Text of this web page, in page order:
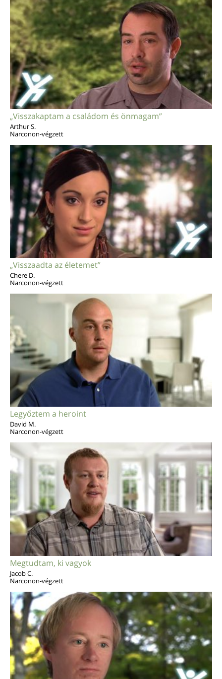
„Visszakaptam a családom és önmagam”
Arthur S.
Narconon-végzett
„Visszaadta az életemet”
Chere D.
Narconon-végzett
Legyőztem a heroint
David M.
Narconon-végzett
Megtudtam, ki vagyok
Jacob C.
Narconon-végzett